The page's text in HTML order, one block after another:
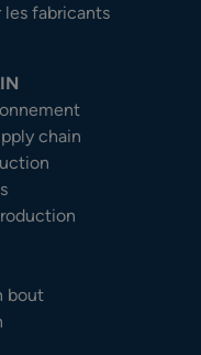
fabricants
chain
bout